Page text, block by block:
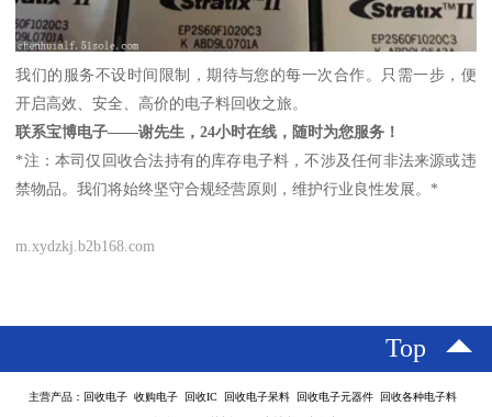
我们的服务不设时间限制，期待与您的每一次合作。只需一步，便
开启高效、安全、高价的电子料回收之旅。
联系宝博电子——谢先生，24小时在线，随时为您服务！
*注：本司仅回收合法持有的库存电子料，不涉及任何非法来源或违
禁物品。我们将始终坚守合规经营原则，维护行业良性发展。*
m.xydzkj.b2b168.com
Top
主营产品：回收电子 收购电子 回收IC 回收电子呆料 回收电子元器件 回收各种电子料